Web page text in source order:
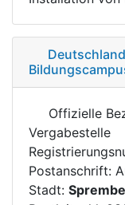
Offizielle
Vergabestelle
Postanschrift:
Stadt: